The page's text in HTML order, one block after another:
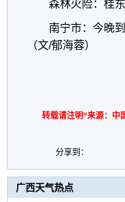
森林火险：桂
南宁市：今晚
（文/郁海蓉）
转载请注明“来源：中
分享到：
广西天气热点